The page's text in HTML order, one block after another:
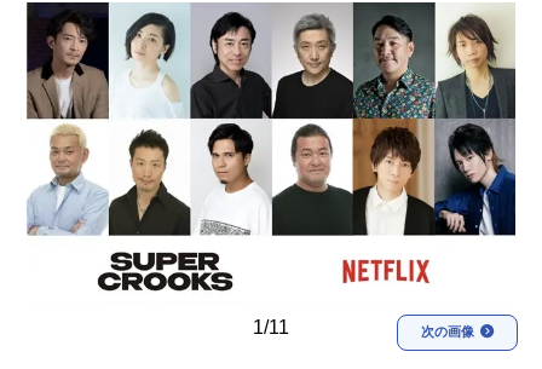
最新記事一覧
アニメ記事一覧 声優記事一覧
アニメ映画一覧 実写化映画一覧
今期アニメ曜日別一覧
春アニメ 夏アニメ
秋アニメ 冬アニメ
1/11 次の画像